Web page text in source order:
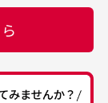
のでご注意